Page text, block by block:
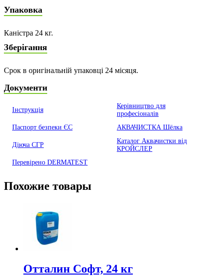
Упаковка
Каністра 24 кг.
Зберігання
Срок в оригінальній упаковці 24 місяця.
Документи
Інструкція
Керівництво для
професіоналів
Паспорт безпеки ЄС
АКВАЧИСТКА Шёлка
Діюча СГР
Каталог Аквачистки від
КРОЙСЛЕР
Перевірено DERMATEST
Похожие товары
Отталин Софт, 24 кг